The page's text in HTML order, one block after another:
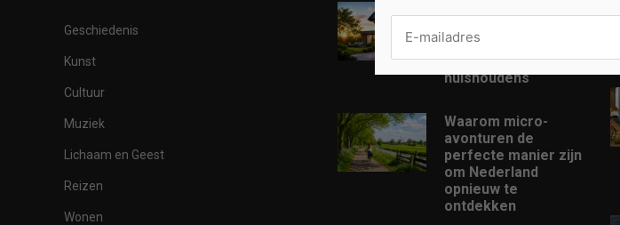
Geschiedenis
Kunst
Cultuur
Muziek
Lichaam en Geest
Reizen
Wonen
interessanter wordt
voor Nederlandse
huishoudens
Waarom micro-
avonturen de
perfecte manier zijn
om Nederland
opnieuw te
ontdekken